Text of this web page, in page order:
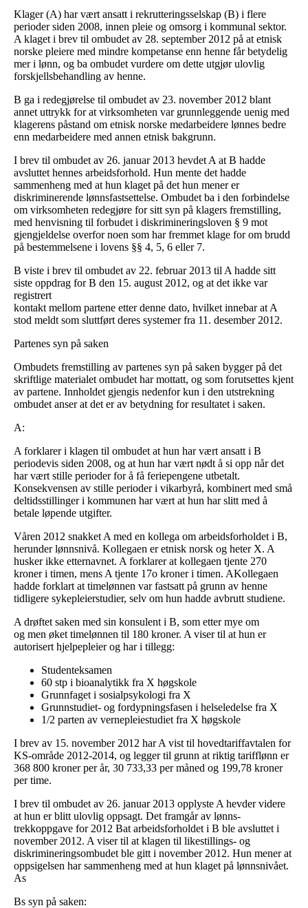
Klager (A) har vært ansatt i rekrutteringsselskap (B) i flere
perioder siden 2008, innen pleie og omsorg i kommunal sektor.
A klaget i brev til ombudet av 28. september 2012 på at etnisk
norske pleiere med mindre kompetanse enn henne får betydelig
mer i lønn, og ba ombudet vurdere om dette utgjør ulovlig
forskjellsbehandling av henne.
B ga i redegjørelse til ombudet av 23. november 2012 blant
annet uttrykk for at virksomheten var grunnleggende uenig med
klagerens påstand om etnisk norske medarbeidere lønnes bedre
enn medarbeidere med annen etnisk bakgrunn.
I brev til ombudet av 26. januar 2013 hevdet A at B hadde
avsluttet hennes arbeidsforhold. Hun mente det hadde
sammenheng med at hun klaget på det hun mener er
diskriminerende lønnsfastsettelse. Ombudet ba i den forbindelse
om virksomheten redegjøre for sitt syn på klagers fremstilling,
med henvisning til forbudet i diskrimineringsloven § 9 mot
gjengjeldelse overfor noen som har fremmet klage for om brudd
på bestemmelsene i lovens §§ 4, 5, 6 eller 7.
B viste i brev til ombudet av 22. februar 2013 til A hadde sitt
siste oppdrag for B den 15. august 2012, og at det ikke var
registrert
kontakt mellom partene etter denne dato, hvilket innebar at A
stod meldt som sluttført deres systemer fra 11. desember 2012.
Partenes syn på saken
Ombudets fremstilling av partenes syn på saken bygger på det
skriftlige materialet ombudet har mottatt, og som forutsettes kjent
av partene. Innholdet gjengis nedenfor kun i den utstrekning
ombudet anser at det er av betydning for resultatet i saken.
A:
A forklarer i klagen til ombudet at hun har vært ansatt i B
periodevis siden 2008, og at hun har vært nødt å si opp når det
har vært stille perioder for å få feriepengene utbetalt.
Konsekvensen av stille perioder i vikarbyrå, kombinert med små
deltidsstillinger i kommunen har vært at hun har slitt med å
betale løpende utgifter.
Våren 2012 snakket A med en kollega om arbeidsforholdet i B,
herunder lønnsnivå. Kollegaen er etnisk norsk og heter X. A
husker ikke etternavnet. A forklarer at kollegaen tjente 270
kroner i timen, mens A tjente 17o kroner i timen. AKollegaen
hadde forklart at timelønnen var fastsatt på grunn av henne
tidligere sykepleierstudier, selv om hun hadde avbrutt studiene.
A drøftet saken med sin konsulent i B, som etter mye om
og men øket timelønnen til 180 kroner. A viser til at hun er
autorisert hjelpepleier og har i tillegg:
Studenteksamen
60 stp i bioanalytikk fra X høgskole
Grunnfaget i sosialpsykologi fra X
Grunnstudiet- og fordypningsfasen i helseledelse fra X
1/2 parten av vernepleiestudiet fra X høgskole
I brev av 15. november 2012 har A vist til hovedtariffavtalen for
KS-område 2012-2014, og legger til grunn at riktig tarifflønn er
368 800 kroner per år, 30 733,33 per måned og 199,78 kroner
per time.
I brev til ombudet av 26. januar 2013 opplyste A hevder videre
at hun er blitt ulovlig oppsagt. Det framgår av lønns-
trekkoppgave for 2012 Bat arbeidsforholdet i B ble avsluttet i
november 2012. A viser til at klagen til likestillings- og
diskrimineringsombudet ble gitt i november 2012. Hun mener at
oppsigelsen har sammenheng med at hun klaget på lønnsnivået.
As
Bs syn på saken: